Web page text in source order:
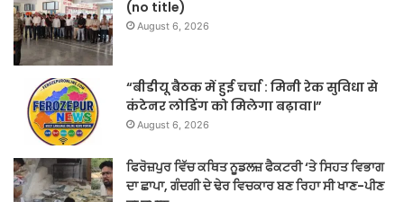
(no title)
August 6, 2026
“बीडीयू बैठक में हुई चर्चा : मिनी रेक सुविधा से
कंटेनर लोडिंग को मिलेगा बढ़ावा।”
August 6, 2026
ਫਿਰੋਜ਼ਪੁਰ ਵਿੱਚ ਕਥਿਤ ਨੂਡਲਜ਼ ਫੈਕਟਰੀ ‘ਤੇ ਸਿਹਤ ਵਿਭਾਗ
ਦਾ ਛਾਪਾ, ਗੰਦਗੀ ਦੇ ਢੇਰ ਵਿਚਕਾਰ ਬਣ ਰਿਹਾ ਸੀ ਖਾਣ-ਪੀਣ